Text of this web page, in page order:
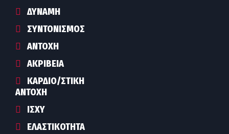
ΔΎΝΑΜΗ
ΣΥΝΤΟΝΙΣΜΌΣ
ΑΝΤΟΧΉ
ΑΚΡΊΒΕΙΑ
ΚΑΡΔΙΟ/ΣΤΙΚΉ
ΑΝΤΟΧΉ
ΙΣΧΎ
ΕΛΑΣΤΙΚΌΤΗΤΑ